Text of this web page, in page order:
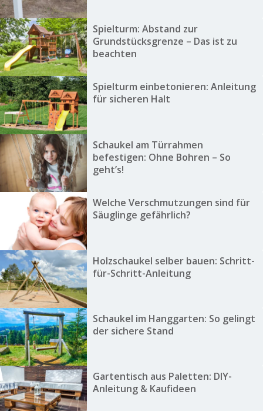
Spielturm: Abstand zur
Grundstücksgrenze – Das ist zu
beachten
Spielturm einbetonieren: Anleitung
für sicheren Halt
Schaukel am Türrahmen
befestigen: Ohne Bohren – So
geht’s!
Welche Verschmutzungen sind für
Säuglinge gefährlich?
Holzschaukel selber bauen: Schritt-
für-Schritt-Anleitung
Schaukel im Hanggarten: So gelingt
der sichere Stand
Gartentisch aus Paletten: DIY-
Anleitung & Kaufideen